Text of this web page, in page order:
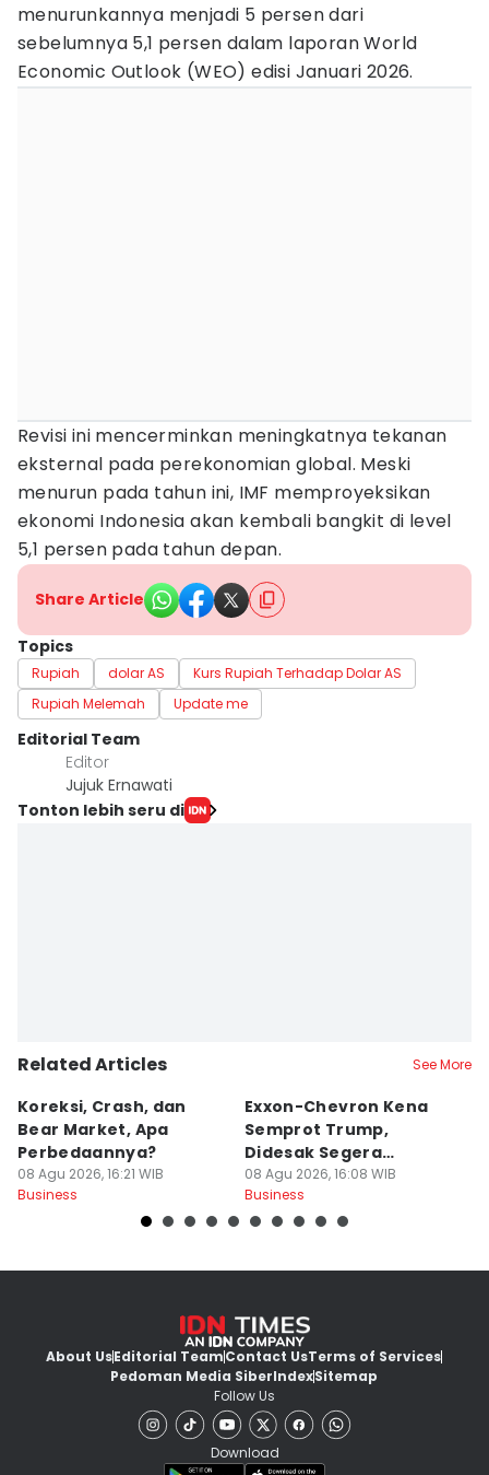
menurunkannya menjadi 5 persen dari
sebelumnya 5,1 persen dalam laporan World
Economic Outlook (WEO) edisi Januari 2026.
Revisi ini mencerminkan meningkatnya tekanan
eksternal pada perekonomian global. Meski
menurun pada tahun ini, IMF memproyeksikan
ekonomi Indonesia akan kembali bangkit di level
5,1 persen pada tahun depan.
Share Article
Topics
Rupiah dolar AS
Kurs Rupiah Terhadap Dolar AS
Rupiah Melemah
Update me
Editorial Team
Editor
Jujuk Ernawati
Tonton lebih seru di
Related Articles See More
Koreksi, Crash, dan
Bear Market, Apa
Perbedaannya?
08 Agu 2026, 16:21 WIB
Business
Exxon-Chevron Kena
Semprot Trump,
Didesak Segera
Turunkan Harga BBM
08 Agu 2026, 16:08 WIB
Business
About UsEditorial TeamContact UsTerms of Services
Pedoman Media SiberIndexSitemap
Follow Us
Download